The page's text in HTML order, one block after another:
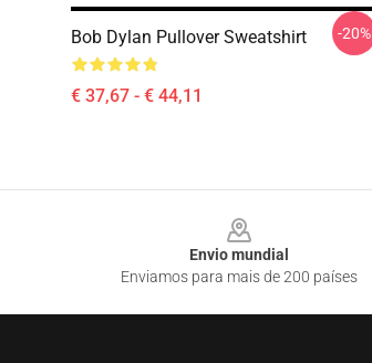
Bob Dylan Pullover Sweatshirt
€ 37,67 - € 44,11
-20%
Envio mundial
Enviamos para mais de 200 países